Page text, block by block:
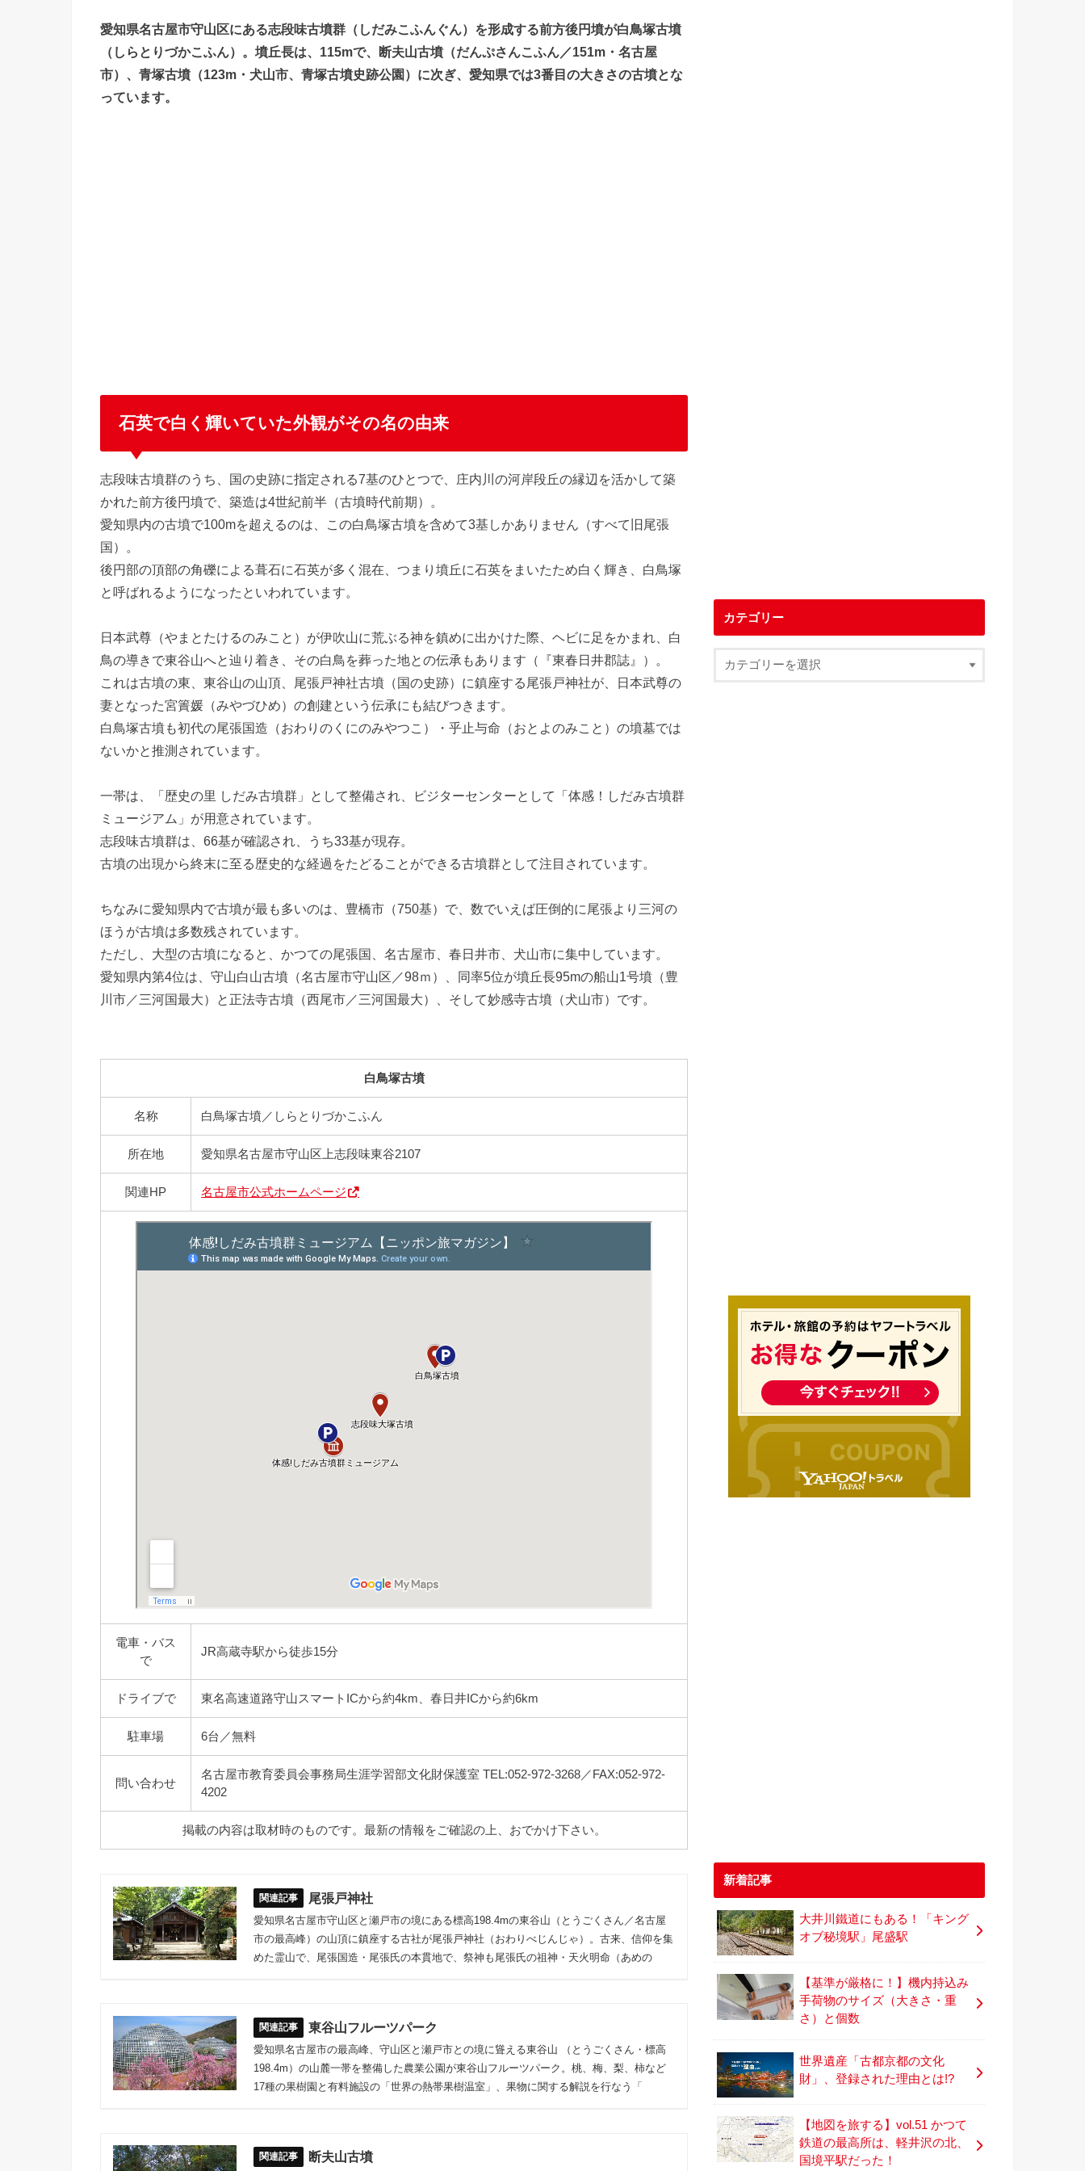
愛知県名古屋市守山区にある志段味古墳群（しだみこふんぐん）を形成する前方後円墳が白鳥塚古墳
（しらとりづかこふん）。墳丘長は、115mで、断夫山古墳（だんぷさんこふん／151m・名古屋
市）、青塚古墳（123m・犬山市、青塚古墳史跡公園）に次ぎ、愛知県では3番目の大きさの古墳とな
っています。
石英で白く輝いていた外観がその名の由来
志段味古墳群のうち、国の史跡に指定される7基のひとつで、庄内川の河岸段丘の縁辺を活かして築
かれた前方後円墳で、築造は4世紀前半（古墳時代前期）。
愛知県内の古墳で100mを超えるのは、この白鳥塚古墳を含めて3基しかありません（すべて旧尾張
国）。
後円部の頂部の角礫による葺石に石英が多く混在、つまり墳丘に石英をまいたため白く輝き、白鳥塚
と呼ばれるようになったといわれています。
日本武尊（やまとたけるのみこと）が伊吹山に荒ぶる神を鎮めに出かけた際、ヘビに足をかまれ、白
鳥の導きで東谷山へと辿り着き、その白鳥を葬った地との伝承もあります（『東春日井郡誌』）。
これは古墳の東、東谷山の山頂、尾張戸神社古墳（国の史跡）に鎮座する尾張戸神社が、日本武尊の
妻となった宮簀媛（みやづひめ）の創建という伝承にも結びつきます。
白鳥塚古墳も初代の尾張国造（おわりのくにのみやつこ）・乎止与命（おとよのみこと）の墳墓では
ないかと推測されています。
一帯は、「歴史の里 しだみ古墳群」として整備され、ビジターセンターとして「体感！しだみ古墳群
ミュージアム」が用意されています。
志段味古墳群は、66基が確認され、うち33基が現存。
古墳の出現から終末に至る歴史的な経過をたどることができる古墳群として注目されています。
ちなみに愛知県内で古墳が最も多いのは、豊橋市（750基）で、数でいえば圧倒的に尾張より三河の
ほうが古墳は多数残されています。
ただし、大型の古墳になると、かつての尾張国、名古屋市、春日井市、犬山市に集中しています。
愛知県内第4位は、守山白山古墳（名古屋市守山区／98ｍ）、同率5位が墳丘長95mの船山1号墳（豊
川市／三河国最大）と正法寺古墳（西尾市／三河国最大）、そして妙感寺古墳（犬山市）です。
白鳥塚古墳
名称 白鳥塚古墳／しらとりづかこふん
所在地 愛知県名古屋市守山区上志段味東谷2107
関連HP 名古屋市公式ホームページ
電車・バス
で
JR高蔵寺駅から徒歩15分
ドライブで 東名高速道路守山スマートICから約4km、春日井ICから約6km
駐車場 6台／無料
問い合わせ
名古屋市教育委員会事務局生涯学習部文化財保護室 TEL:052-972-3268／FAX:052-972-
4202
掲載の内容は取材時のものです。最新の情報をご確認の上、おでかけ下さい。
尾張戸神社
愛知県名古屋市守山区と瀬戸市の境にある標高198.4mの東谷山（とうごくさん／名古屋
市の最高峰）の山頂に鎮座する古社が尾張戸神社（おわりべじんじゃ）。古来、信仰を集
めた霊山で、尾張国造・尾張氏の本貫地で、祭神も尾張氏の祖神・天火明命（あめの
東谷山フルーツパーク
愛知県名古屋市の最高峰、守山区と瀬戸市との境に聳える東谷山 （とうごくさん・標高
198.4m）の山麓一帯を整備した農業公園が東谷山フルーツパーク。桃、梅、梨、柿など
17種の果樹園と有料施設の「世界の熱帯果樹温室」、果物に関する解説を行なう「
断夫山古墳
カテゴリー
新着記事
大井川鐵道にもある！「キング
オブ秘境駅」尾盛駅
【基準が厳格に！】機内持込み
手荷物のサイズ（大きさ・重
さ）と個数
世界遺産「古都京都の文化
財」、登録された理由とは!?
【地図を旅する】vol.51 かつて
鉄道の最高所は、軽井沢の北、
国境平駅だった！